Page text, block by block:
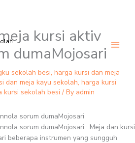
kursi aktiv
dumaMojosari
sekolah besi, harga kursi dan meja
dan meja kayu sekolah, harga kursi
kursi sekolah besi / By admin
sorum dumaMojosari
sorum dumaMojosari : Meja dan kursi
beberapa instrumen yang sungguh